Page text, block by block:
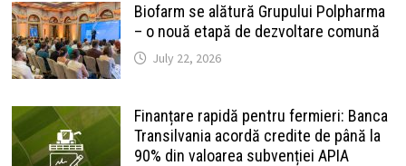
Biofarm se alătură Grupului Polpharma
– o nouă etapă de dezvoltare comună
July 22, 2026
Finanțare rapidă pentru fermieri: Banca
Transilvania acordă credite de până la
90% din valoarea subvenției APIA